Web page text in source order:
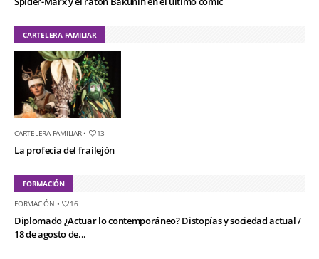
CARTELERA FAMILIAR
CARTELERA FAMILIAR• 13
La profecía del frailejón
FORMACIÓN
FORMACIÓN • 16
Diplomado ¿Actuar lo contemporáneo? Distopías y sociedad actual /
18 de agosto de...